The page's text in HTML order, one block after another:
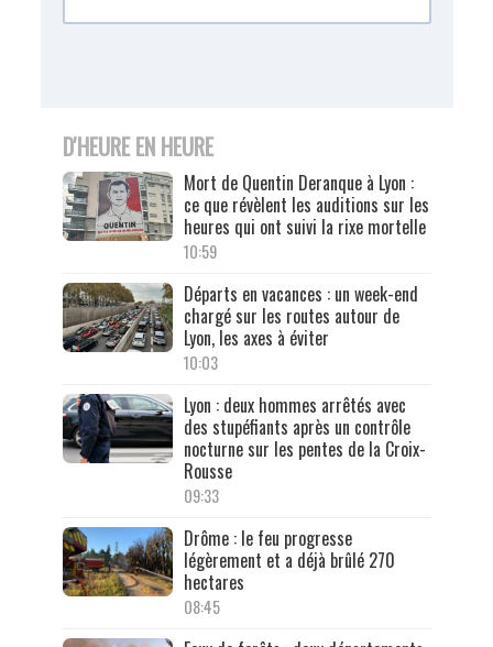
D'HEURE EN HEURE
Mort de Quentin Deranque à Lyon :
ce que révèlent les auditions sur les
heures qui ont suivi la rixe mortelle
10:59
Départs en vacances : un week-end
chargé sur les routes autour de
Lyon, les axes à éviter
10:03
Lyon : deux hommes arrêtés avec
des stupéfiants après un contrôle
nocturne sur les pentes de la Croix-
Rousse
09:33
Drôme : le feu progresse
légèrement et a déjà brûlé 270
hectares
08:45